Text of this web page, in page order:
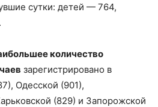
сутки: детей — 764,
количество
зарегистрировано в
Одесской (901),
(829) и Запорожской